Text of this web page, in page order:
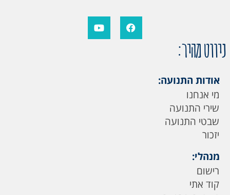
ניווט מהיר:
אודות התנועה:
מי אנחנו
שירי התנועה
שבטי התנועה
יזכור
מנהלי:
רישום
קוד אתי